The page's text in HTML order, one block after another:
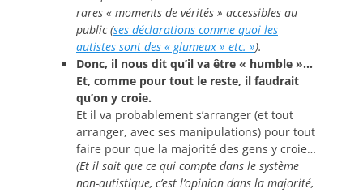
rares « moments de vérités » accessibles au
public (ses déclarations comme quoi les
autistes sont des « glumeux » etc. »).
Donc, il nous dit qu’il va être « humble »…
Et, comme pour tout le reste, il faudrait
qu’on y croie.
Et il va probablement s’arranger (et tout
arranger, avec ses manipulations) pour tout
faire pour que la majorité des gens y croie…
(Et il sait que ce qui compte dans le système
non-autistique, c’est l’opinion dans la majorité,